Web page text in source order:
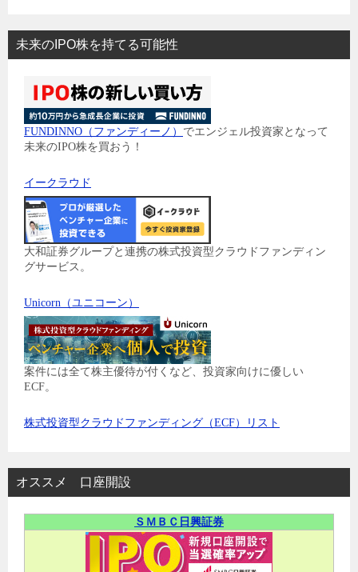
未来のIPO株を持てる可能性
FUNDINNO（ファンディーノ） でエンジェル投資家となって
未来のIPO株を買おう！
イークラウド
大和証券グループと連携の株式投資型クラウドファンディン
グサービス。
Unicorn（ユニコーン）
案件には全て株主優待が付くなど、投資家向けに優しい
ECF。
株式投資型クラウドファンディング（ECF）リスト
オススメ 口座開設
ＳＭＢＣ日興証券